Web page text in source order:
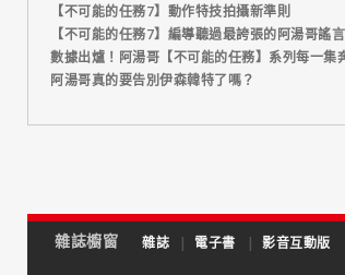
【不可能的任務7】動作特技拍攝新準則
【不可能的任務7】編導聽過最誇張的阿湯哥謠言
數據出爐！阿湯哥【不可能的任務】系列每一集
阿湯哥真的要告別伊森韓特了嗎？
雜誌櫥窗 雜誌 | 電子書 | 影音互動版